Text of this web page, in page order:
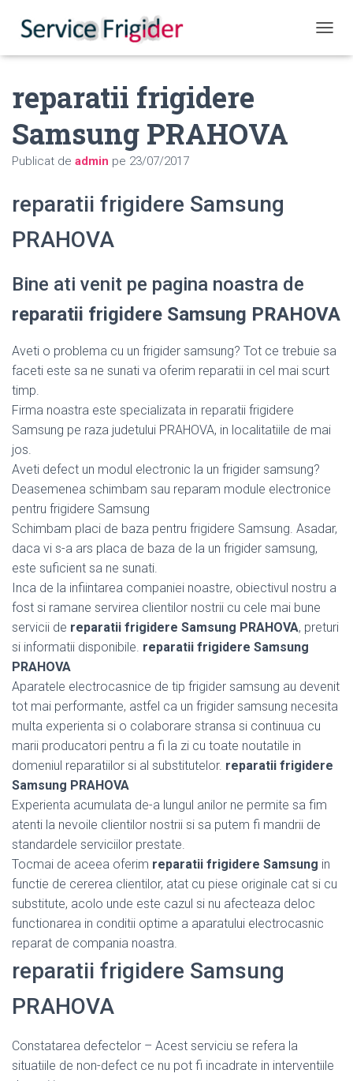
reparatii frigidere
Samsung PRAHOVA
Publicat de admin pe 23/07/2017
reparatii frigidere Samsung
PRAHOVA
Bine ati venit pe pagina noastra de
reparatii frigidere Samsung PRAHOVA
Aveti o problema cu un frigider samsung? Tot ce trebuie sa
faceti este sa ne sunati va oferim reparatii in cel mai scurt
timp.
Firma noastra este specializata in reparatii frigidere
Samsung pe raza judetului PRAHOVA, in localitatiile de mai
jos.
Aveti defect un modul electronic la un frigider samsung?
Deasemenea schimbam sau reparam module electronice
pentru frigidere Samsung
Schimbam placi de baza pentru frigidere Samsung. Asadar,
daca vi s-a ars placa de baza de la un frigider samsung,
este suficient sa ne sunati.
Inca de la infiintarea companiei noastre, obiectivul nostru a
fost si ramane servirea clientilor nostrii cu cele mai bune
servicii de reparatii frigidere Samsung PRAHOVA, preturi
si informatii disponibile. reparatii frigidere Samsung
PRAHOVA
Aparatele electrocasnice de tip frigider samsung au devenit
tot mai performante, astfel ca un frigider samsung necesita
multa experienta si o colaborare stransa si continuua cu
marii producatori pentru a fi la zi cu toate noutatile in
domeniul reparatiilor si al substitutelor. reparatii frigidere
Samsung PRAHOVA
Experienta acumulata de-a lungul anilor ne permite sa fim
atenti la nevoile clientilor nostrii si sa putem fi mandrii de
standardele serviciilor prestate.
Tocmai de aceea oferim reparatii frigidere Samsung in
functie de cererea clientilor, atat cu piese originale cat si cu
substitute, acolo unde este cazul si nu afecteaza deloc
functionarea in conditii optime a aparatului electrocasnic
reparat de compania noastra.
reparatii frigidere Samsung
PRAHOVA
Constatarea defectelor – Acest serviciu se refera la
situatiile de non-defect ce nu pot fi incadrate in interventiile